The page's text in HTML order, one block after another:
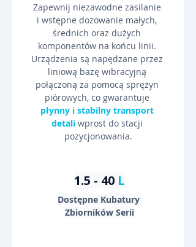
Zapewnij niezawodne zasilanie
i wstępne dozowanie małych,
średnich oraz dużych
komponentów na końcu linii.
Urządzenia są napędzane przez
liniową bazę wibracyjną
połączoną za pomocą sprężyn
piórowych, co gwarantuje
płynny i stabilny transport
detali wprost do stacji
pozycjonowania.
1.5 - 40 L
Dostępne Kubatury
Zbiorników Serii